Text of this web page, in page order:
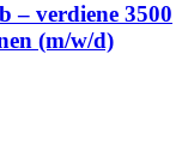
– verdiene 3500
(m/w/d)